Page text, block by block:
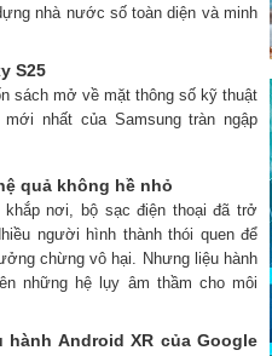
nhà nước số toàn diện và minh
S25
sách mở về mặt thông số kỹ thuật
nhất của Samsung tràn ngập
quả không hề nhỏ
nơi, bộ sạc điện thoại đã trở
người hình thành thói quen để
chừng vô hại. Nhưng liệu hành
những hệ lụy âm thầm cho môi
Android XR của Google